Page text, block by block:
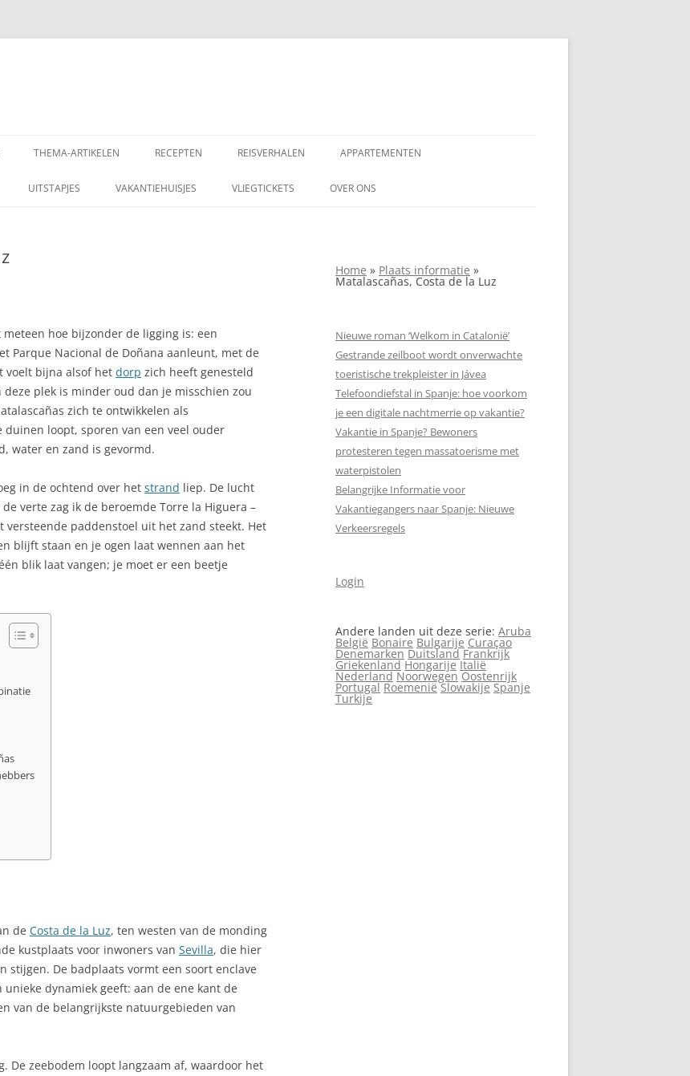
GALICIË
KUST
DE SIERRA
REGIO IN
THEMA-ARTIKELEN
AARDBEVING SPANJE
AUTO TOERTOCHT
FUERTEVENTURA
AUTOROUTES SPANJE
BEROEMDE SPANJAARDEN CALVO SOTELO 1926-2008
COLUMBUS, DE ONTDEKKER VAN
AMERIKA
TOLEDO
PICASSO EN HET ONTSTAAN VAN
BEVOLKING
BIER IN SPANJE: CULTUUR EN
DELFSTOFFEN IN SPANJE VOOR
DOP AVELLANA DE REUS:
CATALAANSE HAZELNOTEN
DOUANE
DRONES IN SPANJE: WETGEVING
RECEPTEN
TAPAS RESTAURANTS IN
ALGEMEEN: DE SPAANSE KEUKEN
ANANAS CAKE
ASPERGE-ARTISJOKSALADE
CREPS OP CATALAANSE WIJZE
DRUIVENSALADE MET KAAS EN
GAMBA’S
MANGOTORENTJE MET
GEITENKAAS
PAELLA 2
REISVERHALEN
1906 VAN TOLEDO NAAR
APPARTEMENTEN
UITSTAPJES VAKANTIEHUISJES VLIEGTICKETS OVER ONS
SPANJEVAKANTIELAND.NL
PRIVACYVERKLARING
SCHRIJF MEE AAN
SPANJEVAKANTIELAND.NL!
SITEMAP
ZOEKEN
hoe bijzonder de ligging is: een
Parque Nacional de Doñana aanleunt, met de
voelt bijna alsof het dorp zich heeft genesteld
deze plek is minder oud dan je misschien zou
zich te ontwikkelen als
duinen loopt, sporen van een veel ouder
water en zand is gevormd.
in de ochtend over het strand liep. De lucht
verte zag ik de beroemde Torre la Higuera –
paddenstoel uit het zand steekt. Het
blijft staan en je ogen laat wennen aan het
blik laat vangen; je moet er een beetje
de Costa de la Luz, ten westen van de monding
kustplaats voor inwoners van Sevilla, die hier
stijgen. De badplaats vormt een soort enclave
dynamiek geeft: aan de ene kant de
van de belangrijkste natuurgebieden van
De zeebodem loopt langzaam af, waardoor het
Home » Plaats informatie »
Matalascañas, Costa de la Luz
Nieuwe roman ‘Welkom in Catalonië’
Gestrande zeilboot wordt onverwachte
toeristische trekpleister in Jávea
Telefoondiefstal in Spanje: hoe voorkom
je een digitale nachtmerrie op vakantie?
Vakantie in Spanje? Bewoners
protesteren tegen massa­toerisme met
waterpistolen
Belangrijke Informatie voor
Vakantiegangers naar Spanje: Nieuwe
Verkeersregels
Login
Andere landen uit deze serie: Aruba
België Bonaire Bulgarije Curaçao
Denemarken Duitsland Frankrijk
Griekenland Hongarije Italië
Nederland Noorwegen Oostenrijk
Portugal Roemenië Slowakije Spanje
Turkije